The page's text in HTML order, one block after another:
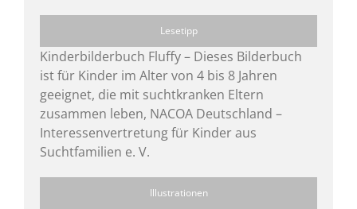
Lesetipp
Kinderbilderbuch Fluffy – Dieses Bilderbuch
ist für Kinder im Alter von 4 bis 8 Jahren
geeignet, die mit suchtkranken Eltern
zusammen leben, NACOA Deutschland –
Interessenvertretung für Kinder aus
Suchtfamilien e. V.
Illustrationen